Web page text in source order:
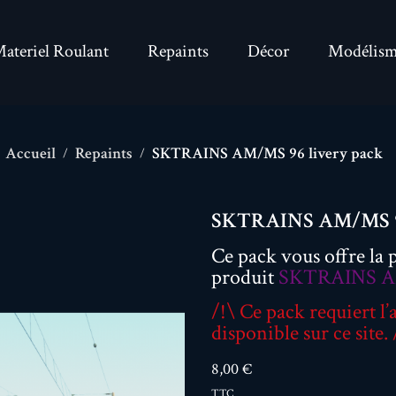
Roulant Repaints Décor
Accueil Repaints SKTRAINS AM/MS 96 livery pack
SKTRAINS AM/MS
Ce pack vous offre la
produitSKTRAINS
/!\ Ce pack requiert
disponible sur ce
8,00 €